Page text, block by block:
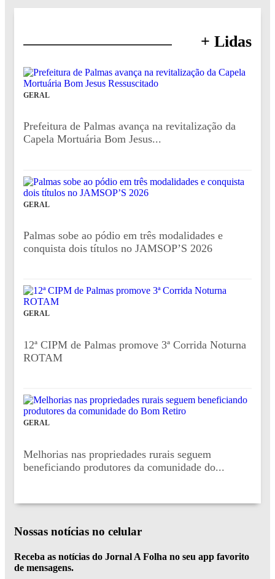
+ Lidas
GERAL
Prefeitura de Palmas avança na revitalização da
Capela Mortuária Bom Jesus...
GERAL
Palmas sobe ao pódio em três modalidades e
conquista dois títulos no JAMSOP’S 2026
GERAL
12ª CIPM de Palmas promove 3ª Corrida Noturna
ROTAM
GERAL
Melhorias nas propriedades rurais seguem
beneficiando produtores da comunidade do...
Nossas notícias no celular
Receba as notícias do Jornal A Folha no seu app favorito
de mensagens.